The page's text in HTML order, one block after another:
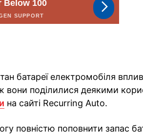
батареї електромобіля
вони поділилися деякими
на сайті Recurring Auto.
повністю поповнити запас